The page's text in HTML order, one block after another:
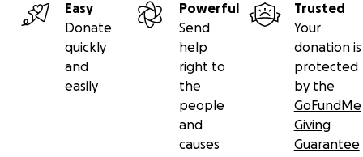
Easy
Donate
quickly
and
easily
Powerful
Send
help
right to
the
people
and
causes
Trusted
Your
donation is
protected
by the
GoFundMe
Giving
Guarantee